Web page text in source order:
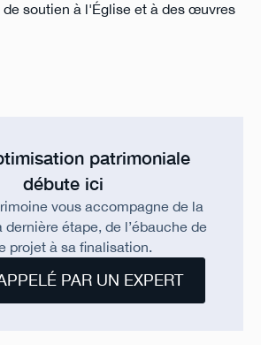
soutien à l'Église et à des œuvres
patrimoniale
débute ici
vous accompagne de la
dernière étape, de l’ébauche de
projet à sa finalisation.
PAR UN EXPERT